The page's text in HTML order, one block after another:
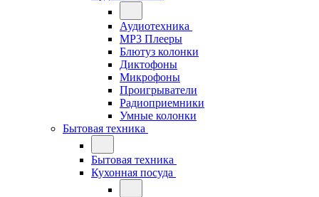
Аудиотехника
MP3 Плееры
Блютуз колонки
Диктофоны
Микрофоны
Проигрыватели
Радиоприемники
Умные колонки
Бытовая техника
Бытовая техника
Кухонная посуда